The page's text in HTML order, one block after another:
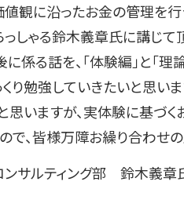
観に沿ったお金の管理を行
ゃる鈴木義章氏に講じて
話を、「体験編」と「理
り勉強していきたいと思いま
いますが、実体験に基づ
、皆様万障お繰り合わせの
ンサルティング部 鈴木義章